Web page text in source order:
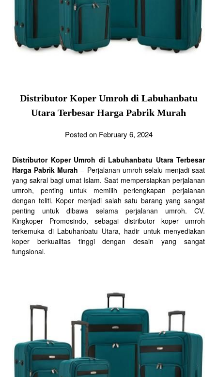
Distributor Koper Umroh di Labuhanbatu
Utara Terbesar Harga Pabrik Murah
Posted on February 6, 2024
Distributor Koper Umroh di Labuhanbatu Utara Terbesar
Harga Pabrik Murah – Perjalanan umroh selalu menjadi saat
yang sakral bagi umat Islam. Saat mempersiapkan perjalanan
umroh, penting untuk memilih perlengkapan perjalanan
dengan teliti. Koper menjadi salah satu barang yang sangat
penting untuk dibawa selama perjalanan umroh. CV.
Kingkoper Promosindo, sebagai distributor koper umroh
terkemuka di Labuhanbatu Utara, hadir untuk menyediakan
koper berkualitas tinggi dengan desain yang sangat
fungsional.